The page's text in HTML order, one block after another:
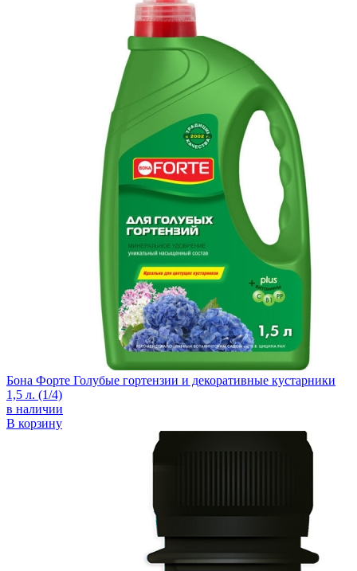
Бона Форте Голубые гортензии и декоративные кустарники
1,5 л. (1/4)
в наличии
В корзину